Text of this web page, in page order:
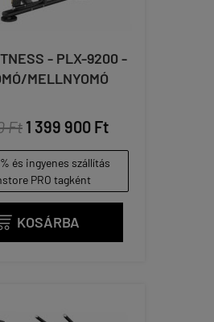
- PLX-9200 -
MELLNYOMÓ
Ft 1 399 900 Ft
és ingyenes szállítás
PRO tagként
KOSÁRBA